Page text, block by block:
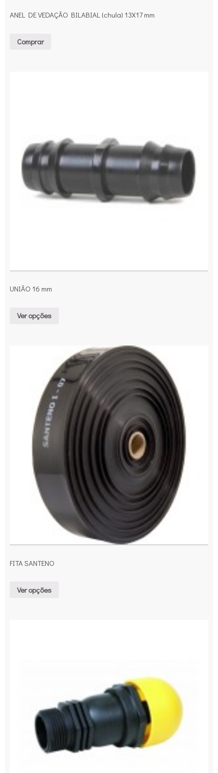
ANEL DE VEDAÇÃO BILABIAL (chula) 13X17 mm
Comprar
UNIÃO 16 mm
Ver opções
FITA SANTENO
Ver opções